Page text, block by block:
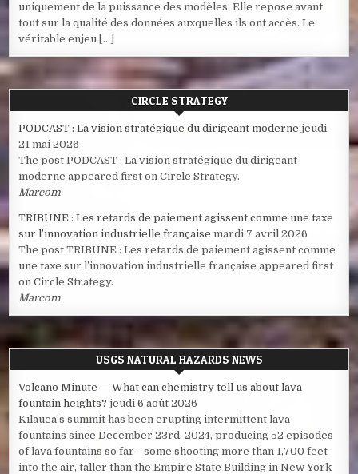
uniquement de la puissance des modèles. Elle repose avant
tout sur la qualité des données auxquelles ils ont accès. Le
véritable enjeu […]
CIRCLE STRATEGY
PODCAST : La vision stratégique du dirigeant moderne jeudi
21 mai 2026
The post PODCAST : La vision stratégique du dirigeant
moderne appeared first on Circle Strategy.
Marcom
TRIBUNE : Les retards de paiement agissent comme une taxe
sur l’innovation industrielle française mardi 7 avril 2026
The post TRIBUNE : Les retards de paiement agissent comme
une taxe sur l’innovation industrielle française appeared first
on Circle Strategy.
Marcom
USGS NATURAL HAZARDS NEWS
Volcano Minute — What can chemistry tell us about lava
fountain heights? jeudi 6 août 2026
Kīlauea’s summit has been erupting intermittent lava
fountains since December 23rd, 2024, producing 52 episodes
of lava fountains so far—some shooting more than 1,700 feet
into the air, taller than the Empire State Building in New York